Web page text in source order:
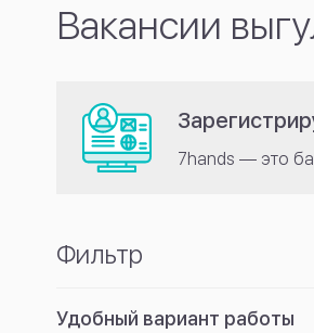
Вакансии
7hands — это
Фильтр
Удобный вариант работы